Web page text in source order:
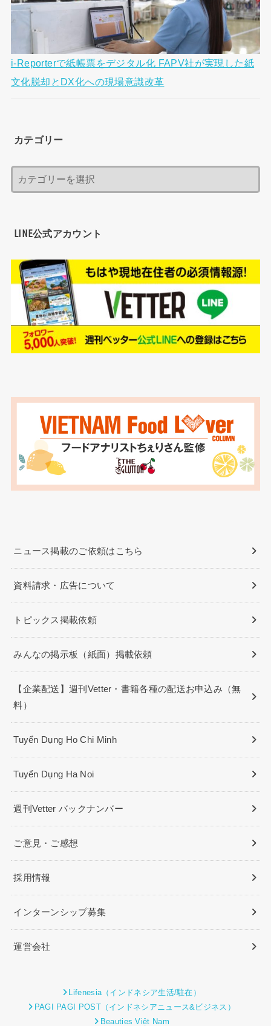
i-Reporterで紙帳票をデジタル化 FAPV社が実現した紙
文化脱却とDX化への現場意識改革
カテゴリー
LINE公式アカウント
ニュース掲載のご依頼はこちら
資料請求・広告について
トピックス掲載依頼
みんなの掲示板（紙面）掲載依頼
【企業配送】週刊Vetter・書籍各種の配送お申込み（無
料）
Tuyển Dụng Ho Chi Minh
Tuyển Dụng Ha Noi
週刊Vetter バックナンバー
ご意見・ご感想
採用情報
インターンシップ募集
運営会社
Lifenesia（インドネシア生活/駐在）
PAGI PAGI POST（インドネシアニュース&ビジネス）
Beauties Việt Nam